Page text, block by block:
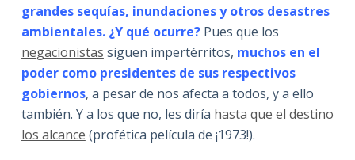
grandes sequías, inundaciones y otros desastres
ambientales. ¿Y qué ocurre?Pues que los
negacionistas siguen impertérritos, muchos en el
poder como presidentes de sus respectivos
gobiernos, a pesar de nos afecta a todos, y a ello
también. Y a los que no, les diría hasta que el destino
los alcance (profética película de ¡1973!).